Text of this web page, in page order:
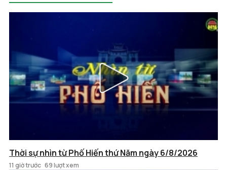
Thời sự nhìn từ Phố Hiến thứ Năm ngày 6/8/2026
11 giờ trước 69 lượt xem